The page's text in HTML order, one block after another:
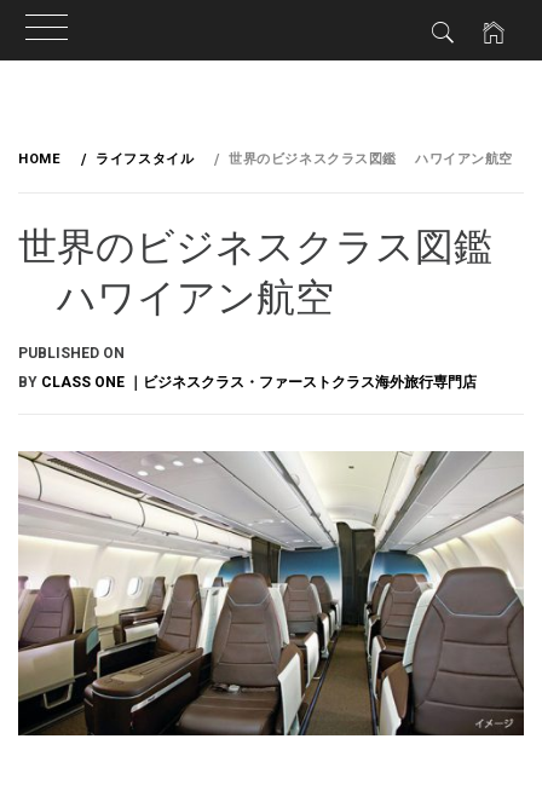
HOME ライフスタイル 世界のビジネスクラス図鑑 ハワイアン航空
世界のビジネスクラス図鑑
ハワイアン航空
PUBLISHED ON
BY CLASS ONE ｜ビジネスクラス・ファーストクラス海外旅行専門店